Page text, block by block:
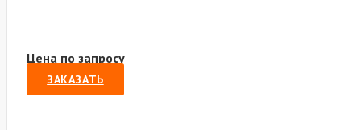
Цена по запросу
ЗАКАЗАТЬ